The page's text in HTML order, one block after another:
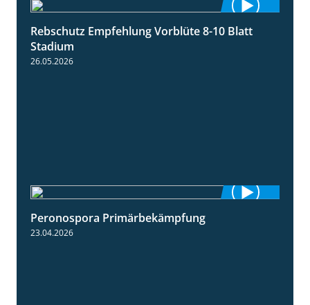
1:55
Rebschutz Empfehlung Vorblüte 8-10 Blatt
Stadium
26.05.2026
Peronospora Primärbekämpfung
23.04.2026